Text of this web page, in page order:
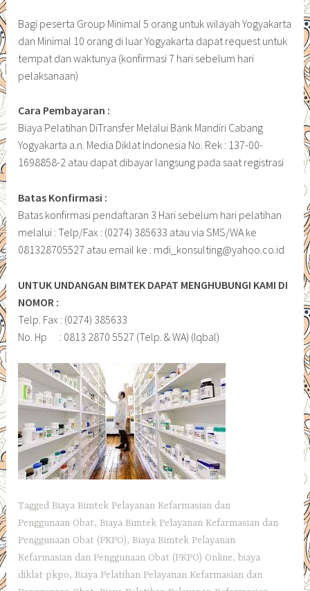
Bagi peserta Group Minimal 5 orang untuk wilayah Yogyakarta
dan Minimal 10 orang di luar Yogyakarta dapat request untuk
tempat dan waktunya (konfirmasi 7 hari sebelum hari
pelaksanaan)
Cara Pembayaran :
Biaya Pelatihan DiTransfer Melalui Bank Mandiri Cabang
Yogyakarta a.n. Media Diklat Indonesia No. Rek : 137-00-
1698858-2 atau dapat dibayar langsung pada saat registrasi
Batas Konfirmasi :
Batas konfirmasi pendaftaran 3 Hari sebelum hari pelatihan
melalui : Telp/Fax : (0274) 385633 atau via SMS/WA ke
081328705527 atau email ke : mdi_konsulting@yahoo.co.id
UNTUK UNDANGAN BIMTEK DAPAT MENGHUBUNGI KAMI DI
NOMOR :
Telp. Fax : (0274) 385633
No. Hp : 0813 2870 5527 (Telp. & WA) (Iqbal)
Tagged Biaya Bimtek Pelayanan Kefarmasian dan
Penggunaan Obat, Biaya Bimtek Pelayanan Kefarmasian dan
Penggunaan Obat (PKPO), Biaya Bimtek Pelayanan
Kefarmasian dan Penggunaan Obat (PKPO) Online, biaya
diklat pkpo, Biaya Pelatihan Pelayanan Kefarmasian dan